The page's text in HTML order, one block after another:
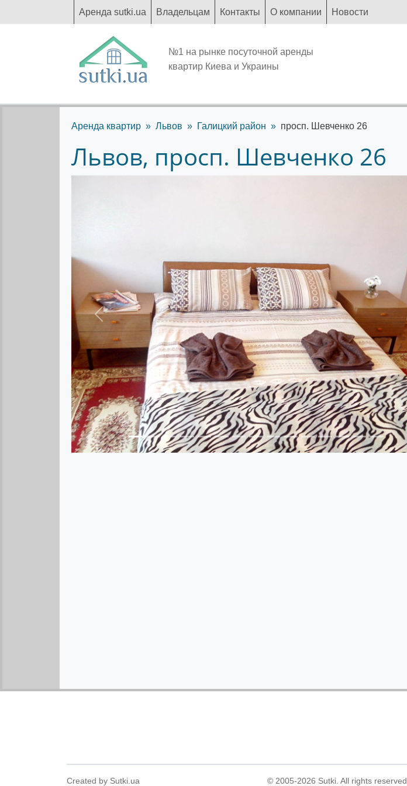
Аренда sutki.ua Владельцам Контакты О компании Новости
№1 на рынке посуточной аренды
квартир Киева и Украины
Аренда квартир Львов Галицкий район просп. Шевченко 26
Львов, просп. Шевченко 26
Предыдущее
Created by Sutki.ua © 2005-2026 Sutki. All rights reserved.